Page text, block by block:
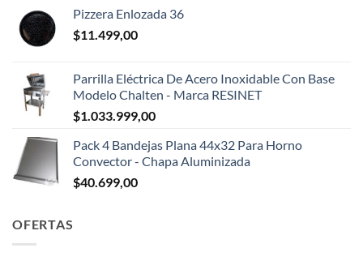
Pizzera Enlozada 36
$11.499,00
Parrilla Eléctrica De Acero Inoxidable Con Base
Modelo Chalten - Marca RESINET
$1.033.999,00
Pack 4 Bandejas Plana 44x32 Para Horno
Convector - Chapa Aluminizada
$40.699,00
OFERTAS